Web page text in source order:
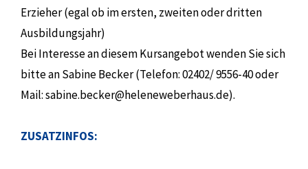
Erzieher (egal ob im ersten, zweiten oder dritten
Ausbildungsjahr)
Bei Interesse an diesem Kursangebot wenden Sie sich
bitte an Sabine Becker (Telefon: 02402/ 9556-40 oder
Mail: sabine.becker@heleneweberhaus.de).
ZUSATZINFOS: